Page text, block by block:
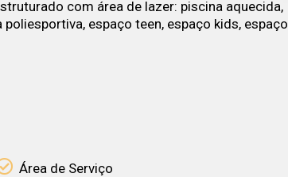
com área de lazer: piscina aquecida,
espaço teen, espaço kids, espaço
Área de Serviço